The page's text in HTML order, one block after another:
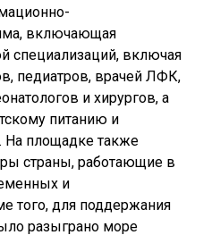
включающая
специализаций, включая
педиатров, врачей ЛФК,
и хирургов, а
питанию и
На площадке также
страны, работающие в
и
того, для поддержания
разыграно море